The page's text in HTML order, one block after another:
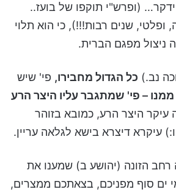
(ופרש"י תוקפו של בועז..
ופלטי, שנים רבות!!!), כי הוא תלוי
ניצול מפגם הברית.
נב.) כל הגדול מחבירו, פי' שיש
ממנו – פי' שמתגבר עליו היצר הרע
עיקר היצר הרע, כמובא בזוהר
עיקרא דיצרא בישא לגלאה עריין.
הזונה (יהושע ב) שמענו את
ים סוף מפניכם, בצאתכם ממצרים,